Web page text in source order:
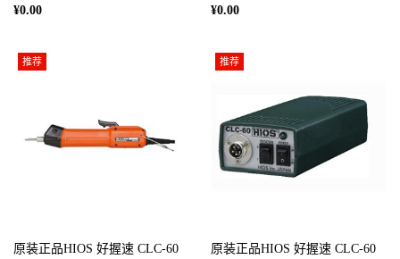
¥0.00
181－0560－8753
¥0.00
推荐
原装正品HIOS 好握速 CLC-60
推荐
原装正品HIOS 好握速 CLC-60